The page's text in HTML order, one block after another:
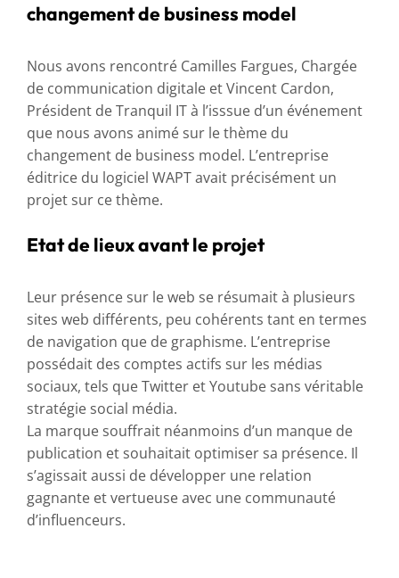
changement de business model
Nous avons rencontré Camilles Fargues, Chargée
de communication digitale et Vincent Cardon,
Président de Tranquil IT à l’isssue d’un événement
que nous avons animé sur le thème du
changement de business model. L’entreprise
éditrice du logiciel WAPT avait précisément un
projet sur ce thème.
Etat de lieux avant le projet
Leur présence sur le web se résumait à plusieurs
sites web différents, peu cohérents tant en termes
de navigation que de graphisme. L’entreprise
possédait des comptes actifs sur les médias
sociaux, tels que Twitter et Youtube sans véritable
stratégie social média.
La marque souffrait néanmoins d’un manque de
publication et souhaitait optimiser sa présence. Il
s’agissait aussi de développer une relation
gagnante et vertueuse avec une communauté
d’influenceurs.